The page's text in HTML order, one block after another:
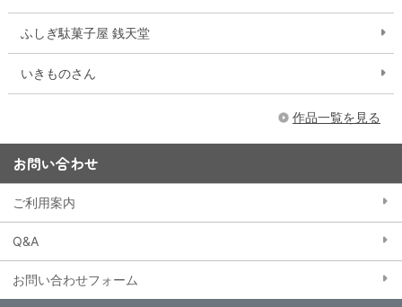
ふしぎ駄菓子屋 銭天堂
いきものさん
作品一覧を見る
お問い合わせ
ご利用案内
Q&A
お問い合わせフォーム